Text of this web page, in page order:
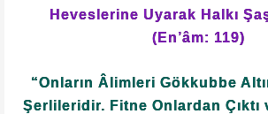
Heveslerine Uyarak Halkı
(En’âm: 119)
“Onların Âlimleri Gökkubbe
Şerlileridir. Fitne Onlardan Çıktı